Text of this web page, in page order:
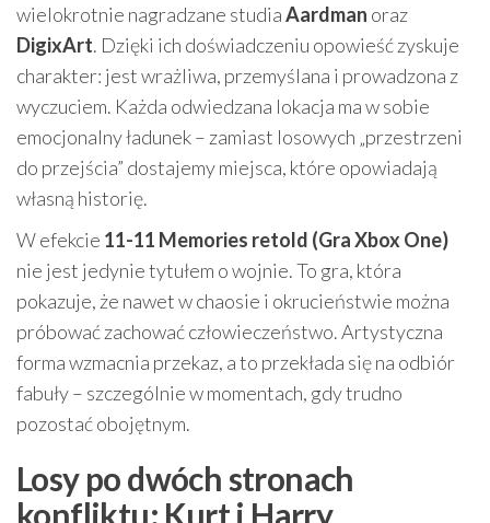
wielokrotnie nagradzane studiaAardman oraz
DigixArt. Dzięki ich doświadczeniu opowieść zyskuje
charakter: jest wrażliwa, przemyślana i prowadzona z
wyczuciem. Każda odwiedzana lokacja ma w sobie
emocjonalny ładunek – zamiast losowych „przestrzeni
do przejścia” dostajemy miejsca, które opowiadają
własną historię.
W efekcie 11-11 Memories retold (Gra Xbox One)
nie jest jedynie tytułem o wojnie. To gra, która
pokazuje, że nawet w chaosie i okrucieństwie można
próbować zachować człowieczeństwo. Artystyczna
forma wzmacnia przekaz, a to przekłada się na odbiór
fabuły – szczególnie w momentach, gdy trudno
pozostać obojętnym.
Losy po dwóch stronach
konfliktu: Kurt i Harry